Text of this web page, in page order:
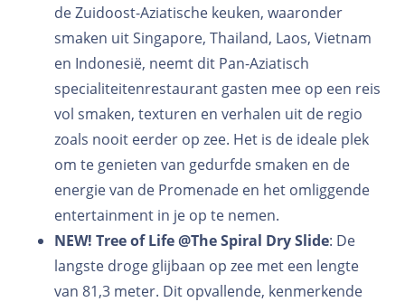
de Zuidoost-Aziatische keuken, waaronder
smaken uit Singapore, Thailand, Laos, Vietnam
en Indonesië, neemt dit Pan-Aziatisch
specialiteitenrestaurant gasten mee op een reis
vol smaken, texturen en verhalen uit de regio
zoals nooit eerder op zee. Het is de ideale plek
om te genieten van gedurfde smaken en de
energie van de Promenade en het omliggende
entertainment in je op te nemen.
NEW! Tree of Life @The Spiral Dry Slide: De
langste droge glijbaan op zee met een lengte
van 81,3 meter. Dit opvallende, kenmerkende